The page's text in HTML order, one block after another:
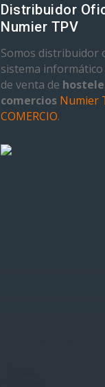
Distribuidor
Numier TPV
Somos distribuidor
sistema
de venta de
comercios Numier
COMERCIO.